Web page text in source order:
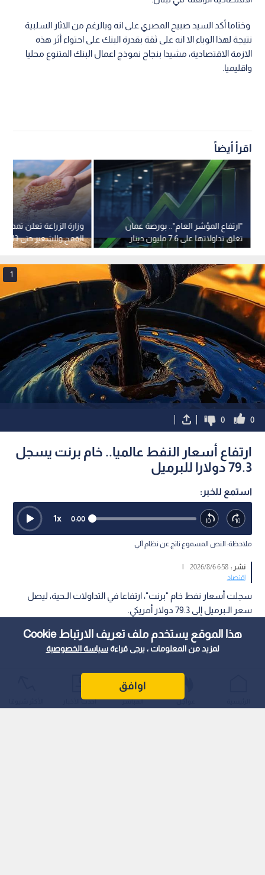
هذا الموقع يستخدم ملف تعريف الارتباط Cookie
لمزيد من المعلومات ، يرجى قراءةسياسة الخصوصية
اوافق
وختاما أكد السيد صبيح المصري على انه وبالرغم من الاثار السلبية
نتيجة لهذا الوباء الا انه على ثقة بقدرة البنك على احتواء أثر هذه
الازمة الاقتصادية، مشيدا بنجاح نموذج اعمال البنك المتنوع محليا
واقليميا.
اقرأ أيضاً
وزارة الزراعة تعلن تمديد
القمح والشعير حتى 13 آب
"ارتفاع المؤشر العام".. بورصة عمان
تغلق تداولاتها على 7.6 مليون دينار
1
0
0
ارتفاع أسعار النفط عالميا.. خام برنت يسجل
79.3 دولارا للبرميل
استمع للخبر:
0:00
1x
ملاحظة: النص المسموع ناتج عن نظام آلي
نشر :6:58 2026/8/6
اقتصاد
سجلت أسعار نفط خام "برنت"، ارتفاعا في التداولات الـحية، ليصل
سعر الـبرميل إلى 79.3 دولار أمريكي.
عواجل المباشر أحدث الأخبار